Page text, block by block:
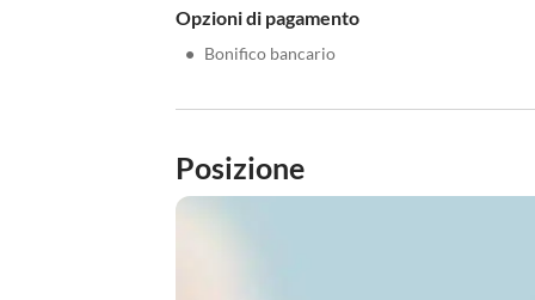
Opzioni di pagamento
• Bonifico bancario
Posizione